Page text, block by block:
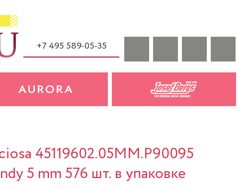
+7 495 589-05-35
45119602.05MM.P90095
5 mm 576 шт. в упаковке